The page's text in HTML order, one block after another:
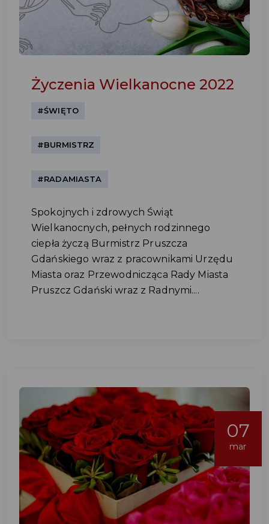
Życzenia Wielkanocne 2022
#ŚWIĘTO
#BURMISTRZ
#RADAMIASTA
Spokojnych i zdrowych Świąt
Wielkanocnych, pełnych rodzinnego
ciepła życzą Burmistrz Pruszcza
Gdańskiego wraz z pracownikami Urzędu
Miasta oraz Przewodnicząca Rady Miasta
Pruszcz Gdański wraz z Radnymi....
07
mar